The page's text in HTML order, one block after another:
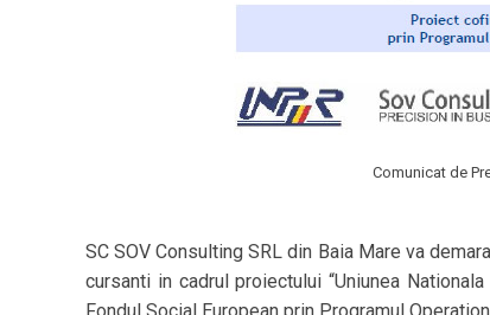
Comunicat de
SC SOV Consulting SRL din Baia Mare va
cursanti in cadrul proiectului “Uniunea